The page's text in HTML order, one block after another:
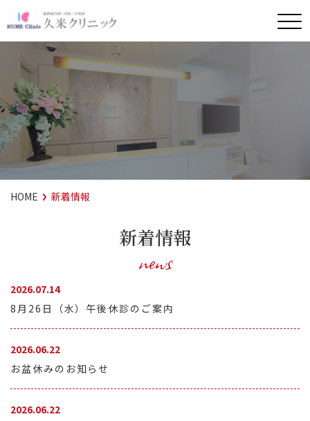
HOME 新着情報
新着情報
news
2026.07.14
8月26日（水）午後休診のご案内
2026.06.22
お盆休みのお知らせ
2026.06.22